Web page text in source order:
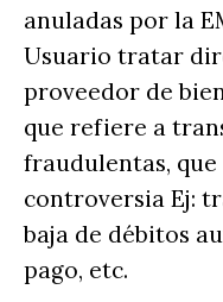
anuladas por la
Usuario tratar
proveedor de
que refiere a
fraudulentas,
controversia Ej:
baja de débitos
pago, etc.